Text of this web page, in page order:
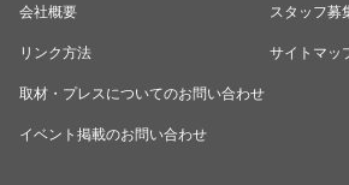
会社概要
スタッフ募
リンク方法
サイトマッ
取材・プレスについてのお問い合わせ
イベント掲載のお問い合わせ